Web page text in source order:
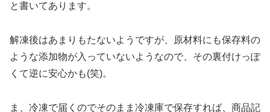
と書いてあります。
解凍後はあまりもたないようですが、原材料にも保存料の
ような添加物が入っていないようなので、その裏付けっぽ
くて逆に安心かも(笑)。
ま、冷凍で届くのでそのまま冷凍庫で保存すれば、商品記